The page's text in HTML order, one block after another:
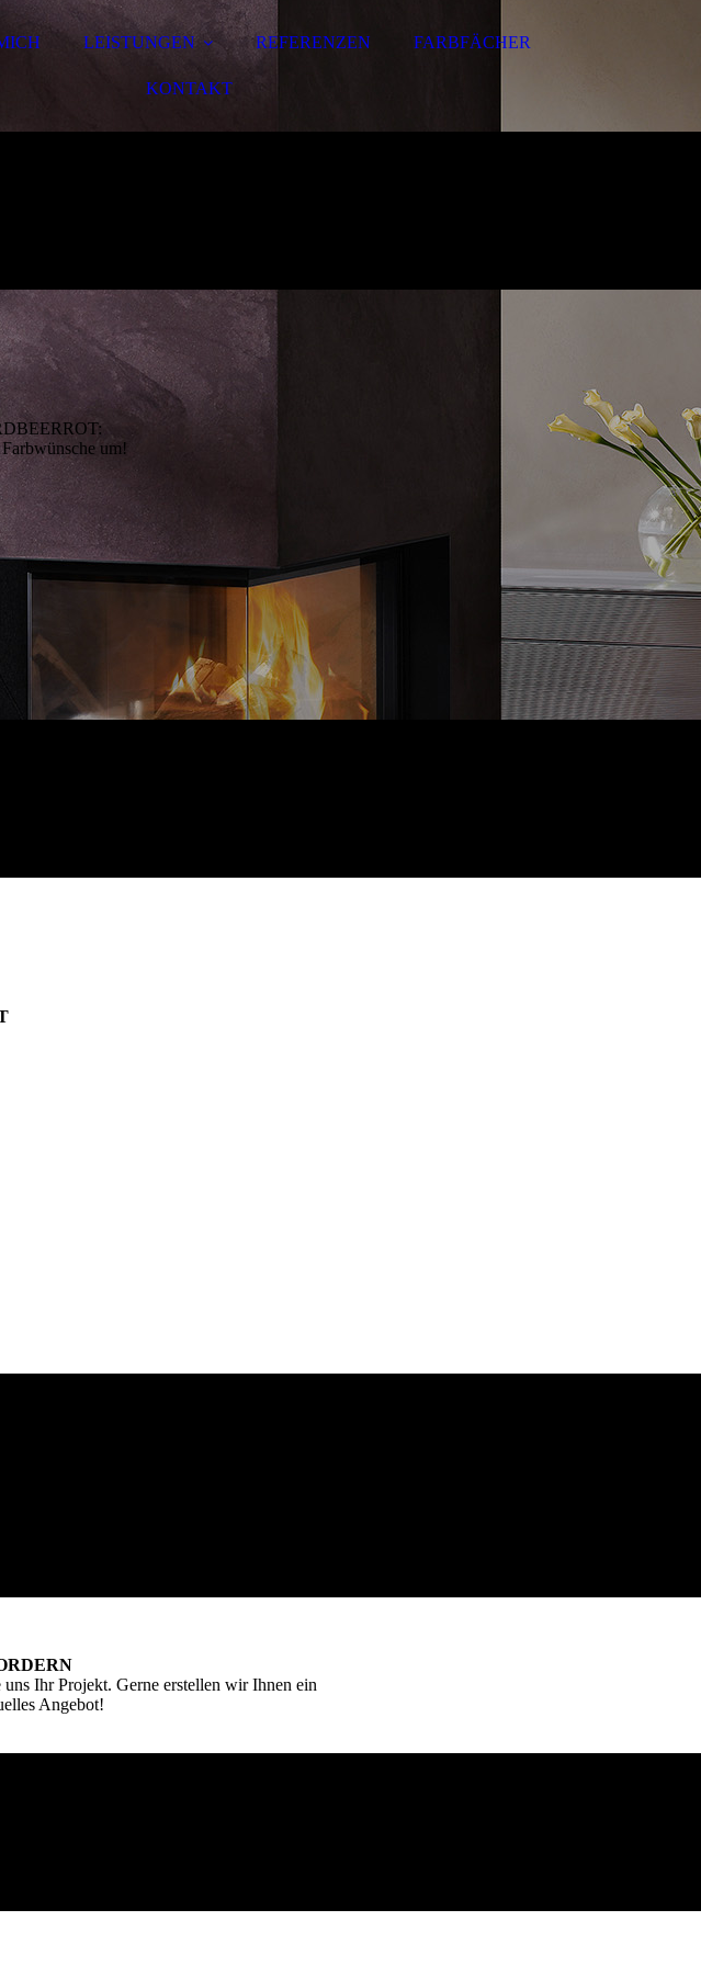
LEISTUNGEN REFERENZEN FARBFÄCHER
KONTAKT
um!
Ihr Projekt. Gerne erstellen wir Ihnen ein
Angebot!